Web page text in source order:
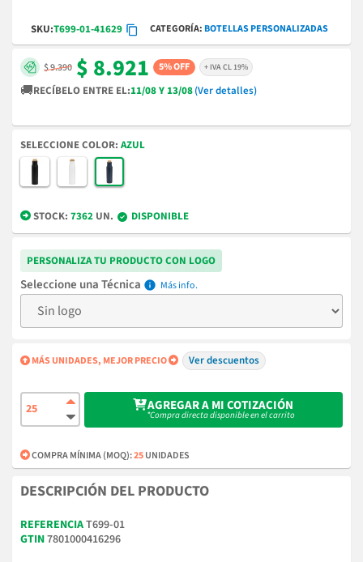
SKU:T699-01-41629 CATEGORÍA BOTELLAS PERSONALIZADAS
$ 9.390 $ 8.921 5% OFF + IVA CL 19%
🚚RECÍBELO ENTRE EL:11/08 Y 13/08(Ver detalles)
COLOR AZUL
STOCK: 7362 UN. DISPONIBLE
PERSONALIZA TU PRODUCTO CON LOGO
Técnica info
MÁS UNIDADES, MEJOR PRECIO Ver descuentos
AGREGAR A MI COTIZACIÓN
*Compra directa disponible en el carrito
COMPRA MÍNIMA (MOQ):25UNIDADES
DESCRIPCIÓN DEL PRODUCTO
REFERENCIAT699-01
GTIN7801000416296